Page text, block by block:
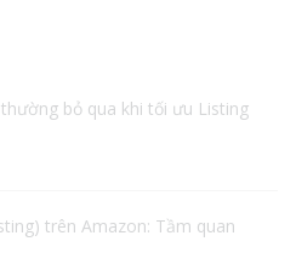
bỏ qua khi tối ưu Listing
trên Amazon: Tầm quan